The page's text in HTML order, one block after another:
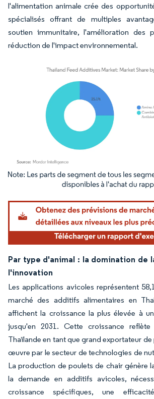
l'alimentation animale crée des
spécialisés offrant de multiples
soutien immunitaire, l'amélioration des
réduction de l'impact environnemental.
Image © Mordor Intelligence. La réutilisation nécessite
Par type d'animal : la domination de
l'innovation
Les applications avicoles représentent
marché des additifs alimentaires en
affichent la croissance la plus élevée à
jusqu'en 2031. Cette croissance
Thaïlande en tant que grand exportateur de
œuvre par le secteur de technologies de
La production de poulets de chair génère
la demande en additifs avicoles,
croissance spécifiques, une